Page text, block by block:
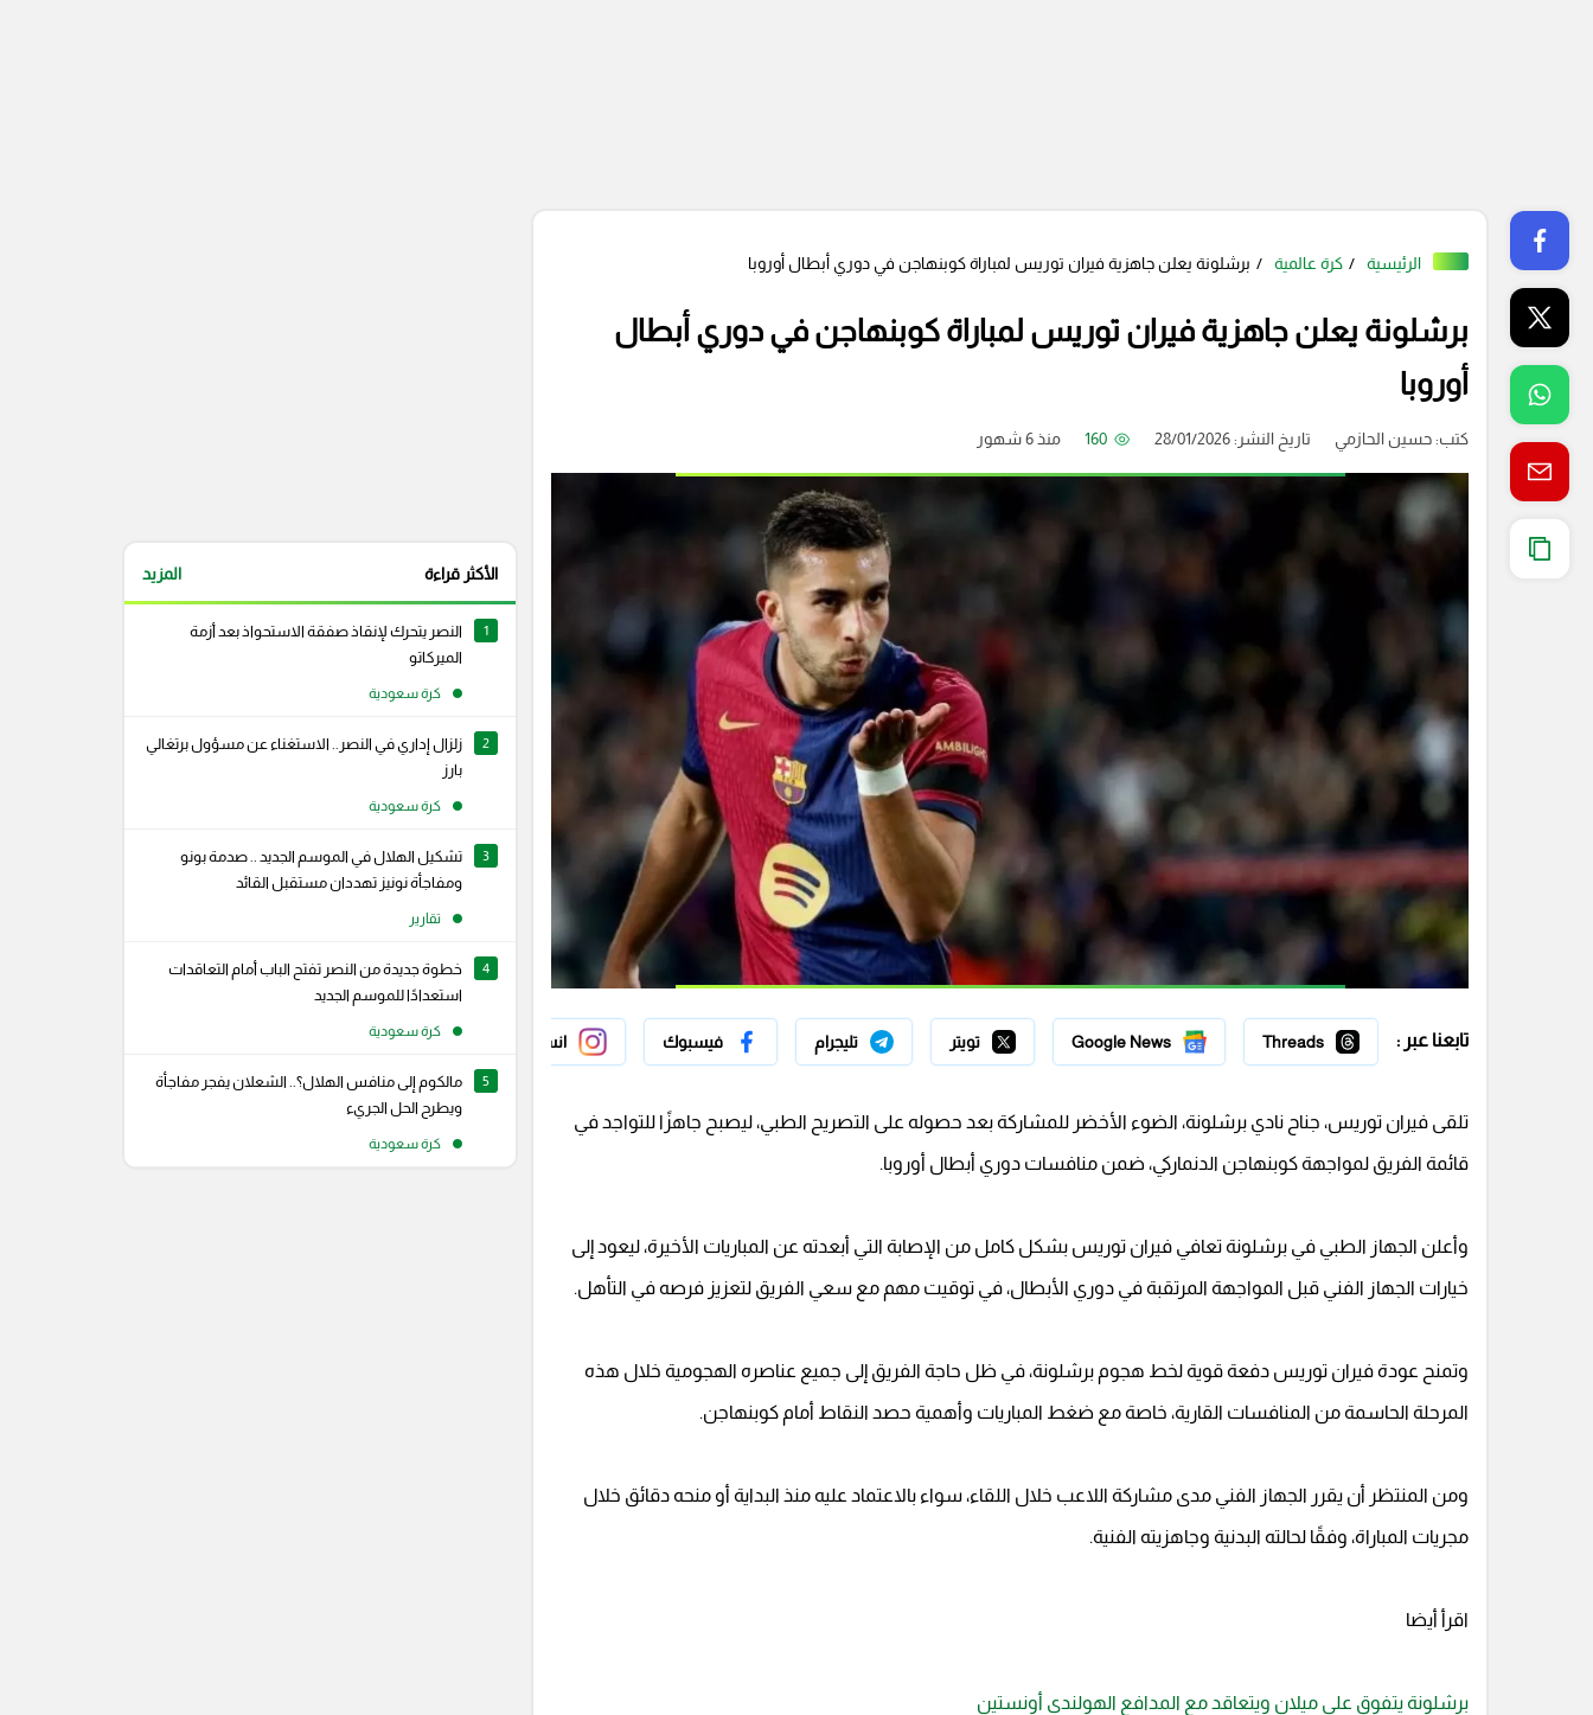
الرئيسية كرة عالمية برشلونة يعلن جاهزية فيران توريس لمباراة كوبنهاجن في دوري أبطال أوروبا
برشلونة يعلن جاهزية فيران توريس لمباراة كوبنهاجن في دوري أبطال
أوروبا
كتب:حسين الحازمي تاريخ النشر: 28/01/2026 160 منذ 6 شهور
تابعنا عبر : Threads
Google News تويتر تليجرام فيسبوك انستجرام سناب شات
تلقى فيران توريس، جناح نادي برشلونة، الضوء الأخضر للمشاركة بعد حصوله على التصريح الطبي، ليصبح جاهزًا للتواجد في
قائمة الفريق لمواجهة كوبنهاجن الدنماركي، ضمن منافسات دوري أبطال أوروبا.
وأعلن الجهاز الطبي في برشلونة تعافي فيران توريس بشكل كامل من الإصابة التي أبعدته عن المباريات الأخيرة، ليعود إلى
خيارات الجهاز الفني قبل المواجهة المرتقبة في دوري الأبطال، في توقيت مهم مع سعي الفريق لتعزيز فرصه في التأهل.
وتمنح عودة فيران توريس دفعة قوية لخط هجوم برشلونة، في ظل حاجة الفريق إلى جميع عناصره الهجومية خلال هذه
المرحلة الحاسمة من المنافسات القارية، خاصة مع ضغط المباريات وأهمية حصد النقاط أمام كوبنهاجن.
ومن المنتظر أن يقرر الجهاز الفني مدى مشاركة اللاعب خلال اللقاء، سواء بالاعتماد عليه منذ البداية أو منحه دقائق خلال
مجريات المباراة، وفقًا لحالته البدنية وجاهزيته الفنية.
اقرأ أيضا
برشلونة يتفوق على ميلان ويتعاقد مع المدافع الهولندي أونستين
الأكثر قراءة المزيد
1
النصر يتحرك لإنقاذ صفقة الاستحواذ بعد أزمة
الميركاتو
كرة سعودية
2
زلزال إداري في النصر.. الاستغناء عن مسؤول برتغالي
بارز
كرة سعودية
3
تشكيل الهلال في الموسم الجديد .. صدمة بونو
ومفاجأة نونيز تهددان مستقبل القائد
تقارير
4
خطوة جديدة من النصر تفتح الباب أمام التعاقدات
استعدادًا للموسم الجديد
كرة سعودية
5
مالكوم إلى منافس الهلال؟.. الشعلان يفجر مفاجأة
ويطرح الحل الجريء
كرة سعودية